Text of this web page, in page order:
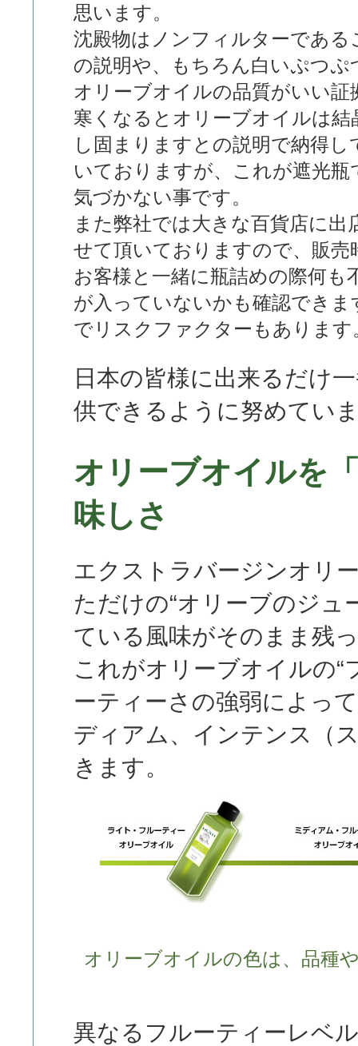
思います。
沈殿物はノンフィルターである
の説明や、もちろん白いぷつぷ
オリーブオイルの品質がいい証
寒くなるとオリーブオイルは結
し固まりますとの説明で納得し
いておりますが、これが遮光瓶
気づかない事です。
また弊社では大きな百貨店に出
せて頂いておりますので、販売
お客様と一緒に瓶詰めの際何も
が入っていないかも確認できま
でリスクファクターもあります
日本の皆様に出来るだけ
供できるように努めてい
オリーブオイルを
味しさ
エクストラバージンオリ
ただけの“オリーブのジュ
ている風味がそのまま残
これがオリーブオイルの“
ーティーさの強弱によっ
ディアム、インテンス（
きます。
オリーブオイルの色は、品種
異なるフルーティーレベ